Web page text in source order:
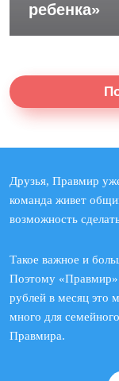
ребенка»
Друзья, Правмир
команда живет
возможность
Такое важное и
Поэтому «Правмир»
рублей в месяц это
много для
Правмира.